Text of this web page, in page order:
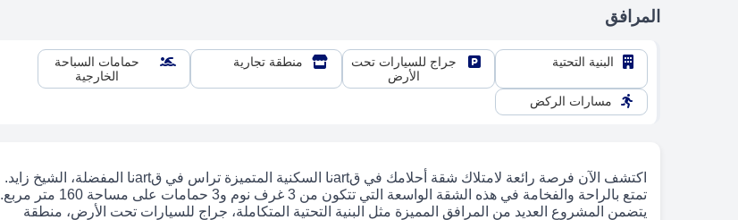
المرافق
البنية التحتية
جراج للسيارات تحت
الأرض
منطقة تجارية
حمامات السباحة
الخارجية
مسارات الركض
اكتشف الآن فرصة رائعة لامتلاك شقة أحلامك في قartنا السكنية المتميزة تراس في قartنا المفضلة، الشيخ زايد.
تمتع بالراحة والفخامة في هذه الشقة الواسعة التي تتكون من 3 غرف نوم و3 حمامات على مساحة 160 متر مربع.
يتضمن المشروع العديد من المرافق المميزة مثل البنية التحتية المتكاملة، جراج للسيارات تحت الأرض، منطقة